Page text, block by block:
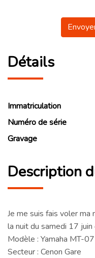
Détails
Immatriculation
Numéro de série
Gravage
Description
Je me suis fais voler ma
la nuit du samedi 17
Modèle : Yamaha MT-
Secteur : Cenon Gare